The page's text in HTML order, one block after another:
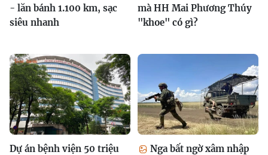
- lăn bánh 1.100 km, sạc
siêu nhanh
mà HH Mai Phương Thúy
"khoe" có gì?
Dự án bệnh viện 50 triệu
Nga bất ngờ xâm nhập